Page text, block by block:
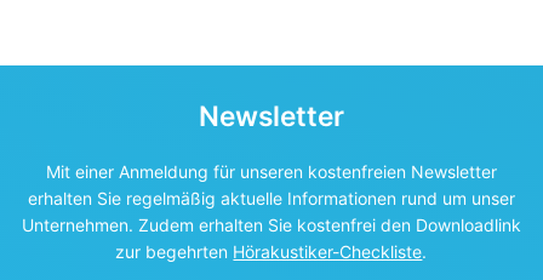
Newsletter
Mit einer Anmeldung für unseren kostenfreien Newsletter
erhalten Sie regelmäßig aktuelle Informationen rund um unser
Unternehmen. Zudem erhalten Sie kostenfrei den Downloadlink
zur begehrten Hörakustiker-Checkliste.